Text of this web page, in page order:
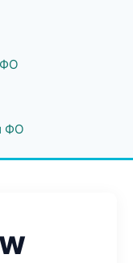
ФО
ФО